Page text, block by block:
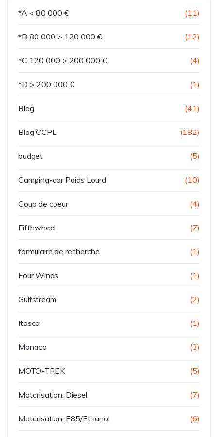
*A < 80 000 € (11)
*B 80 000 > 120 000 € (12)
*C 120 000 > 200 000 € (4)
*D > 200 000 € (1)
Blog (41)
Blog CCPL (182)
budget (5)
Camping-car Poids Lourd (10)
Coup de coeur (4)
Fifthwheel (7)
formulaire de recherche (1)
Four Winds (1)
Gulfstream (2)
Itasca (1)
Monaco (3)
MOTO-TREK (5)
Motorisation: Diesel (7)
Motorisation: E85/Ethanol (6)